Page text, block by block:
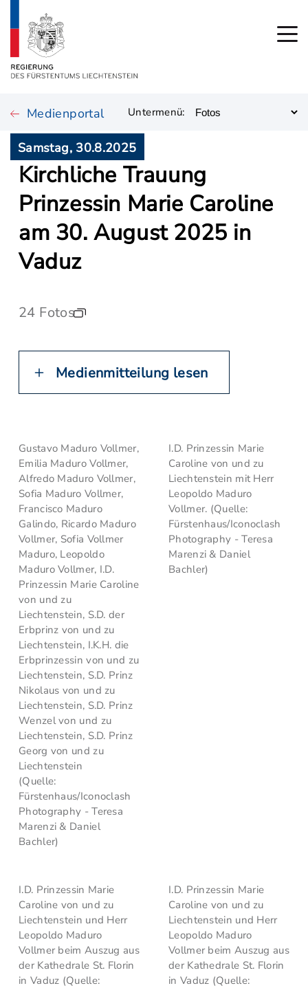
Medienportal Untermenü:
Samstag, 30.8.2025
Kirchliche Trauung
Prinzessin Marie Caroline
am 30. August 2025 in
Vaduz
24 Fotos
Medienmitteilung lesen
Gustavo Maduro Vollmer,
Emilia Maduro Vollmer,
Alfredo Maduro Vollmer,
Sofia Maduro Vollmer,
Francisco Maduro
Galindo, Ricardo Maduro
Vollmer, Sofia Vollmer
Maduro, Leopoldo
Maduro Vollmer, I.D.
Prinzessin Marie Caroline
von und zu
Liechtenstein, S.D. der
Erbprinz von und zu
Liechtenstein, I.K.H. die
Erbprinzessin von und zu
Liechtenstein, S.D. Prinz
Nikolaus von und zu
Liechtenstein, S.D. Prinz
Wenzel von und zu
Liechtenstein, S.D. Prinz
Georg von und zu
Liechtenstein
(Quelle:
Fürstenhaus/Iconoclash
Photography - Teresa
Marenzi & Daniel
Bachler)
I.D. Prinzessin Marie
Caroline von und zu
Liechtenstein mit Herr
Leopoldo Maduro
Vollmer. (Quelle:
Fürstenhaus/Iconoclash
Photography - Teresa
Marenzi & Daniel
Bachler)
I.D. Prinzessin Marie
Caroline von und zu
Liechtenstein und Herr
Leopoldo Maduro
Vollmer beim Auszug aus
der Kathedrale St. Florin
in Vaduz (Quelle:
I.D. Prinzessin Marie
Caroline von und zu
Liechtenstein und Herr
Leopoldo Maduro
Vollmer beim Auszug aus
der Kathedrale St. Florin
in Vaduz (Quelle: